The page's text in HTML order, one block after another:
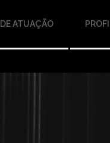
ATUAÇÃO